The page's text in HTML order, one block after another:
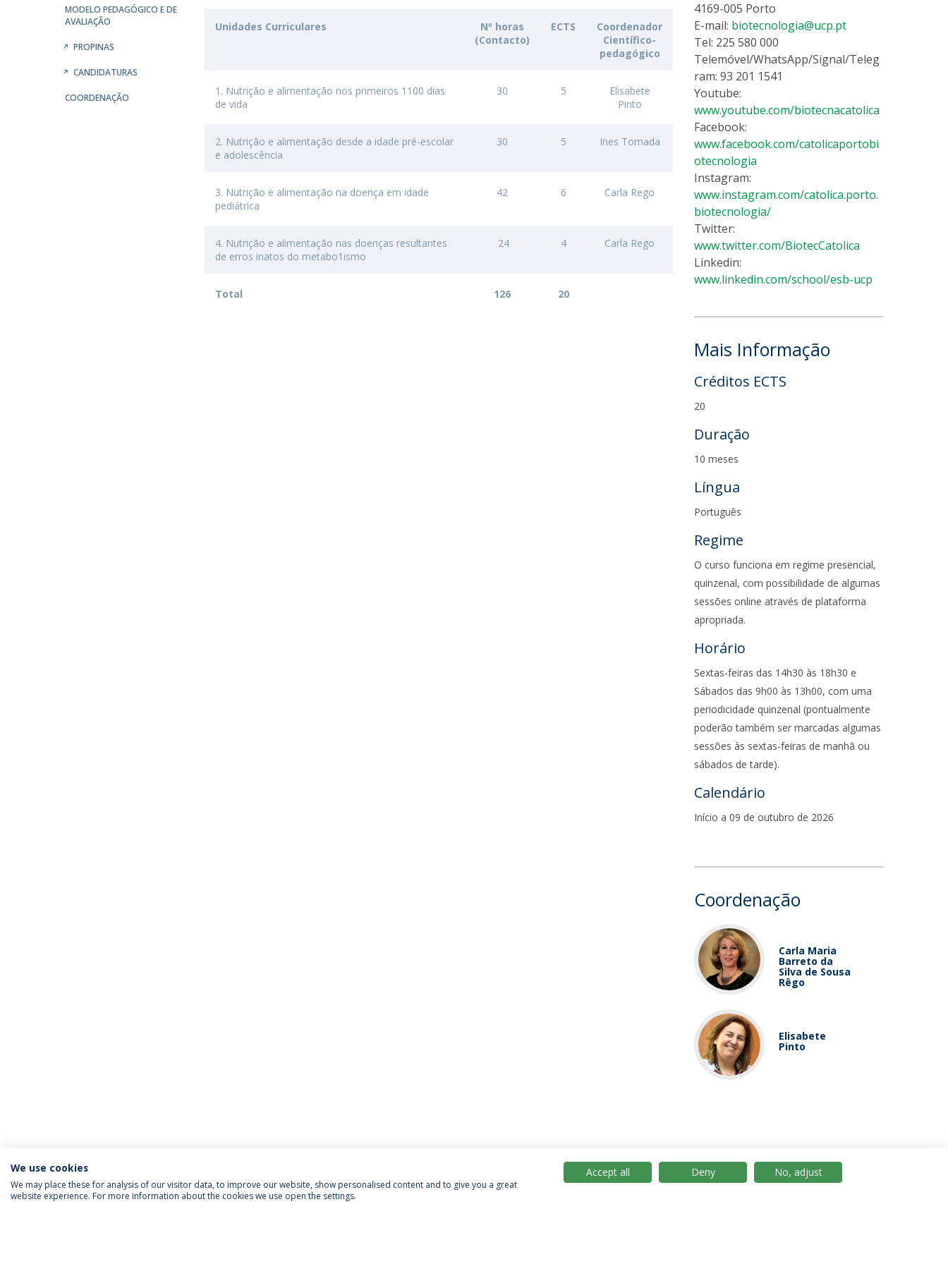
Formação Avançada
Parcerias Estratégicas
Iniciativas Nacionais
O que dizem sobre a ESB
Clube de Inovação e Conhecimento
Bio & Tec: Cientista por um dia
Jornadas de Biotecnologia
CINATE - Laboratório de Análises e Ensaios a Alimentos
MODELO PEDAGÓGICO E DE
AVALIAÇÃO
PROPINAS
CANDIDATURAS
COORDENAÇÃO
Unidades Curriculares
Nº horas
(Contacto)
ECTS
Coordenador
Científico-
pedagógico
1. Nutrição e alimentação nos primeiros 1100 dias
de vida
30 5
Elisabete
Pinto
2. Nutrição e alimentação desde a idade pré-escolar
e adolescência
30 5 Ines Tomada
3. Nutrição e alimentação na doença em idade
pediátrica
42 6 Carla Rego
4. Nutrição e alimentação nas doenças resultantes
de erros inatos do metabo1ismo
24 4 Carla Rego
Total 126 20
4169-005 Porto
E-mail: biotecnologia@ucp.pt
Tel: 225 580 000
Telemóvel/WhatsApp/Signal/Teleg
ram: 93 201 1541
Youtube:
www.youtube.com/biotecnacatolica
Facebook:
www.facebook.com/catolicaportobi
otecnologia
Instagram:
www.instagram.com/catolica.porto.
biotecnologia/
Twitter:
www.twitter.com/BiotecCatolica
Linkedin:
www.linkedin.com/school/esb-ucp
Mais Informação
Créditos ECTS
20
Duração
10 meses
Língua
Português
Regime
O curso funciona em regime presencial,
quinzenal, com possibilidade de algumas
sessões online através de plataforma
apropriada.
Horário
Sextas-feiras das 14h30 às 18h30 e
Sábados das 9h00 às 13h00, com uma
periodicidade quinzenal (pontualmente
poderão também ser marcadas algumas
sessões às sextas-feiras de manhã ou
sábados de tarde).
Calendário
Início a 09 de outubro de 2026
Coordenação
Carla Maria
Barreto da
Silva de Sousa
Rêgo
Elisabete
Pinto
We use cookies
We may place these for analysis of our visitor data, to improve our website, show personalised content and to give you a great
website experience. For more information about the cookies we use open the settings.
Accept all Deny No, adjust